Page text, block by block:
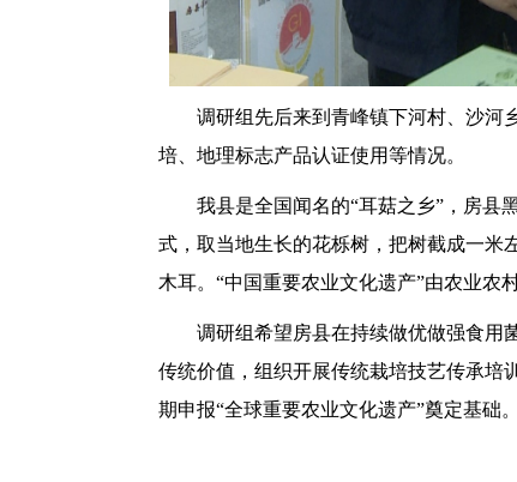
调研组先后来到青峰镇下河村、沙河
培、地理标志产品认证使用等情况。
我县是全国闻名的“耳菇之乡”，房县
式，取当地生长的花栎树，把树截成一米
木耳。“中国重要农业文化遗产”由农业农
调研组希望房县在持续做优做强食用
传统价值，组织开展传统栽培技艺传承培
期申报“全球重要农业文化遗产”奠定基础。